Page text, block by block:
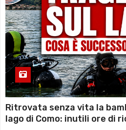
Ritrovata senza vita la
lago di Como: inutili ore di